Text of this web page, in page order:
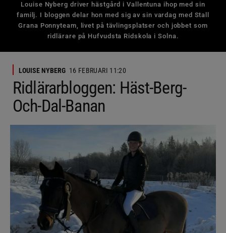
Louise Nyberg driver hästgård i Vallentuna ihop med sin
familj. I bloggen delar hon med sig av sin vardag med Stall
Grana Ponnyteam, livet på tävlingsplatser och jobbet som
ridlärare på Hufvudsta Ridskola i Solna.
LOUISE NYBERG 16 FEBRUARI 11:20
Ridlärarbloggen: Häst-Berg-
Och-Dal-Banan